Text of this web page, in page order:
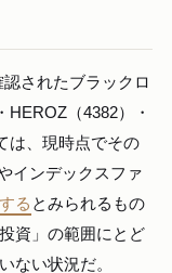
されたブラックロ
HEROZ（4382）・
は、現時点でその
インデックスファ
る とみられるもの
資」の範囲にとど
ない状況だ。